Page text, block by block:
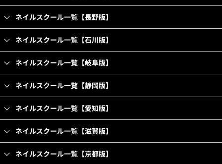
ネイルスクール一覧【長野版】
ネイルスクール一覧【石川版】
ネイルスクール一覧【岐阜版】
ネイルスクール一覧【静岡版】
ネイルスクール一覧【愛知版】
ネイルスクール一覧【滋賀版】
ネイルスクール一覧【京都版】